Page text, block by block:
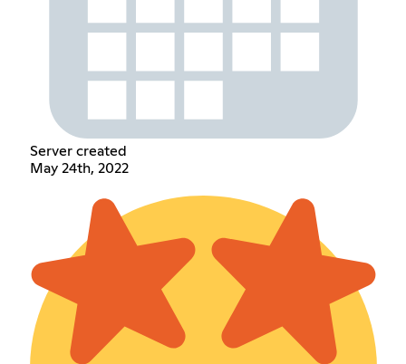
Server created
May 24th, 2022